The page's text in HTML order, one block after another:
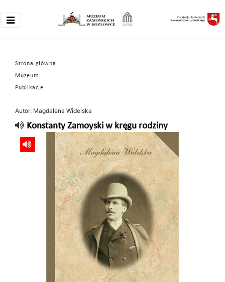
Strona główna
Muzeum
Publikacje
Autor: Magdalena Widelska
Konstanty Zamoyski w kręgu rodziny